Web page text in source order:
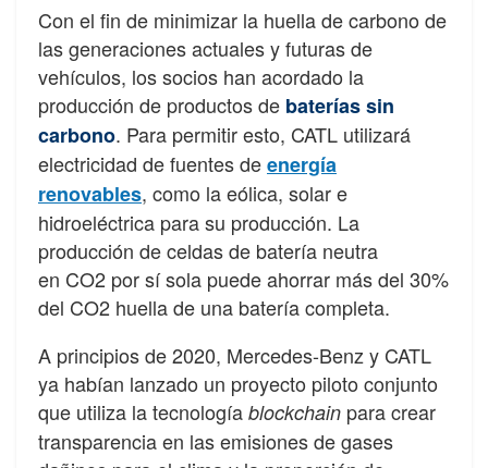
Con el fin de minimizar la huella de carbono de
las generaciones actuales y futuras de
vehículos, los socios han acordado la
producción de productos de baterías sin
carbono. Para permitir esto, CATL utilizará
electricidad de fuentes deenergía
renovables, como la eólica, solar e
hidroeléctrica para su producción. La
producción de celdas de batería neutra
en CO2 porsí sola puede ahorrar más del 30%
del CO2 huella de una batería completa.
A principios de 2020, Mercedes-Benz y CATL
ya habían lanzado un proyecto piloto conjunto
que utiliza la tecnología blockchain para crear
transparencia en las emisiones de gases